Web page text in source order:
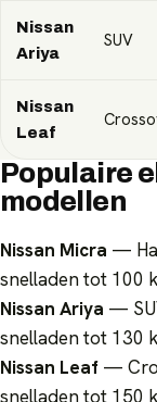
Nissan
Ariya
SUV
Nissan
Leaf
Populaire
modellen
Nissan Micra —
snelladen tot 100
Nissan Ariya —
snelladen tot 130
Nissan Leaf —
snelladen tot 150